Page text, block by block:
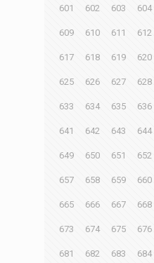
601 602 603 604
609 610 611 612
617 618 619 620
625 626 627 628
633 634 635 636
641 642 643 644
649 650 651 652
657 658 659 660
665 666 667 668
673 674 675 676
681 682 683 684